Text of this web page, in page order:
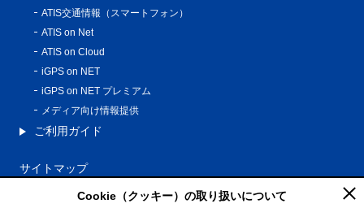
ATIS交通情報（スマートフォン）
ATIS on Net
ATIS on Cloud
iGPS on NET
iGPS on NET プレミアム
メディア向け情報提供
ご利用ガイド
サイトマップ
プライバシーポリシー
Cookie（クッキー）の取り扱いについて